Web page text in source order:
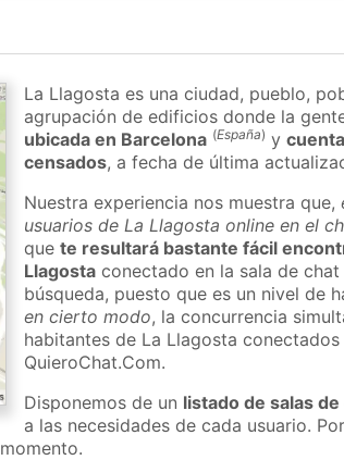
La Llagosta es una ciudad, pueblo,
agrupación de edificios donde la
ubicada en Barcelona (España) y
censados, a fecha de última
Nuestra experiencia nos muestra que,
usuarios de La Llagosta online en el
quete resultará bastante fácil
Llagosta conectado en la sala de
búsqueda, puesto que es un nivel de
en cierto modo, la concurrencia
habitantes de La Llagosta
QuieroChat.Com.
Disponemos de un listado de salas
a las necesidades de cada usuario.